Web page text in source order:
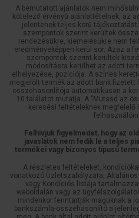
A bemutatott ajánlatok nem
kötelező érvényű ajánlattételnek, az
jelentenek teljes körű
szempontok szerint kerültek
rendezésükre, kiemelésükre nem
eredményeképpen kerül sor. Azaz a
szempontok szerint kerültek
módosításra kerülhet az adott
elhelyezése, pozíciója. A színes
megjelölt termék az adott bank fizetett
összehasonlítója automatikusan a
10 találatot mutatja. A "Mutasd az
keresési feltételeknek
Felhívjuk figyelmedet, hogy az
javaslatok nem fedik le a teljes
termékei vagy bizonyos típusú
A részletes feltételeket,
vonatkozó Üzletszabályzata,
vagy Kondíciós listája
weboldalán vagy az
mindenkor fenntartják maguknak a
bankszámla-összehasonlító a